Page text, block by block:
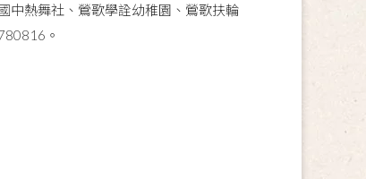
中熱舞社、鶯歌學詮幼稚園、鶯歌扶輪
。